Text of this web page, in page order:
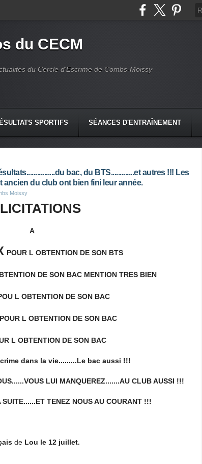
du CECM
du Cercle d'Escrime de Combs-Moissy
SPORTIFS SÉANCES D'ENTRAÎNEMENT
bac, du BTS.............et autres !!! Les
ancien du club ont bien fini leur année.
Moissy
A
POUR L OBTENTION DE SON BTS
DE SON BAC MENTION TRES BIEN
L OBTENTION DE SON BAC
L OBTENTION DE SON BAC
L OBTENTION DE SON BAC
dans la vie.........Le bac aussi !!!
LUI MANQUEREZ.......AU CLUB AUSSI !!!
TENEZ NOUS AU COURANT !!!
de Lou le 12 juillet.